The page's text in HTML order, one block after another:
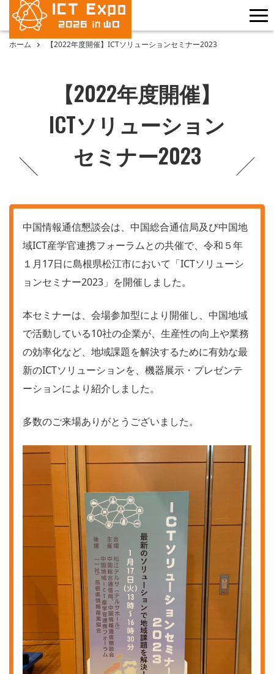
ホーム 【2022年度開催】ICTソリューションセミナー2023
【2022年度開催】
ICTソリューション
セミナー2023
中国情報通信懇談会は、中国総合通信局及び中国地
域ICT産学官連携フォーラムとの共催で、令和５年
１月17日に島根県松江市において「ICTソリューシ
ョンセミナー2023」を開催しました。
本セミナーは、会場参加型により開催し、中国地域
で活動している10社の企業が、生産性の向上や業務
の効率化など、地域課題を解決するために有効な最
新のICTソリューションを、機器展示・プレゼンテ
ーションにより紹介しました。
多数のご来場ありがとうございました。